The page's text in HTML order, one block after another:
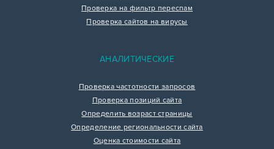
Проверка на фильтр переспам
Проверка сайтов на вирусы
АНАЛИТИЧЕСКИЕ
Проверка частотности запросов
Проверка позиций сайта
Определить возраст страницы
Определение региональности сайта
Оценка стоимости сайта